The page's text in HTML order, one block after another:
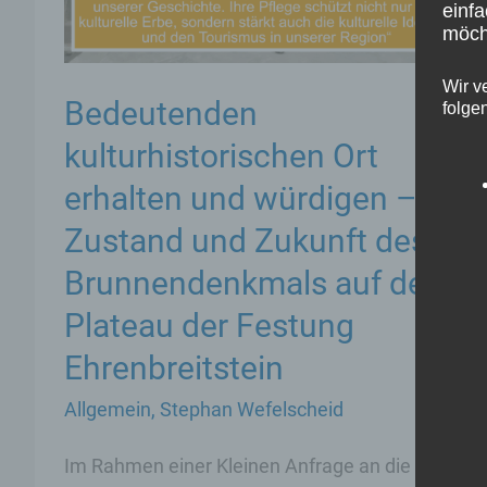
Aufbau
touristischer
Strukturen
Bedeutenden
kulturhistorischen Ort
erhalten und würdigen –
Zustand und Zukunft des
Brunnendenkmals auf dem
Plateau der Festung
Ehrenbreitstein
Allgemein, Stephan Wefelscheid
Im Rahmen einer Kleinen Anfrage an die
Wir